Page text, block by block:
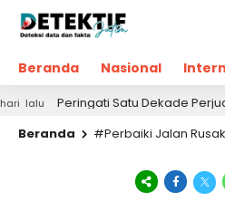
Beranda Nasional
Peringati Satu Dekade
Beranda
#Perbaiki Jalan Rusak